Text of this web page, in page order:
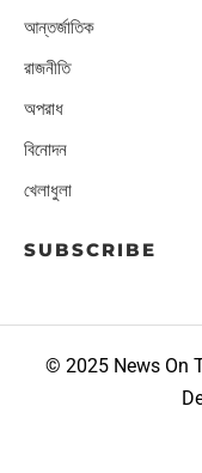
আন্তর্জাতিক
রাজনীতি
অপরাধ
বিনোদন
খেলাধুলা
SUBSCRIBE
© 2025 News On